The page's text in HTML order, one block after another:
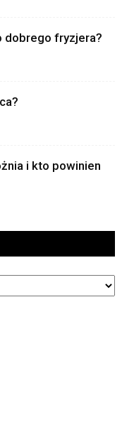
dobrego fryzjera?
i kto powinien